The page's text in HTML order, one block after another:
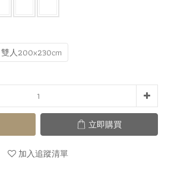
雙人200x230cm
立即購買
加入追蹤清單